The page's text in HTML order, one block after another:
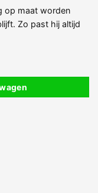
op maat worden
Zo past hij altijd
- Inclusief Sifon en